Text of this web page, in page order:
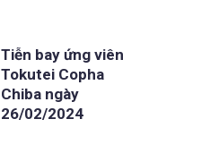
Tiễn bay ứng viên
Tokutei Copha
Chiba ngày
26/02/2024